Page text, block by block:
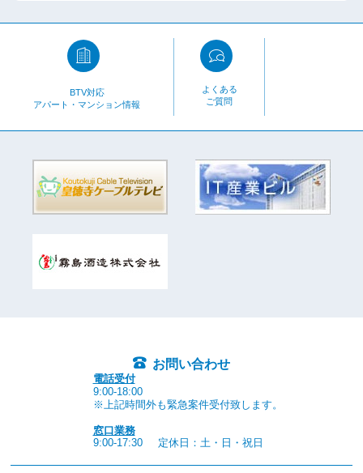
BTV対応
アパート・マンション情報
よくある
ご質問
お問い合わせ
電話受付
9:00-18:00
※上記時間外も緊急案件受付致します。
窓口業務
9:00-17:30
定休日：土・日・祝日